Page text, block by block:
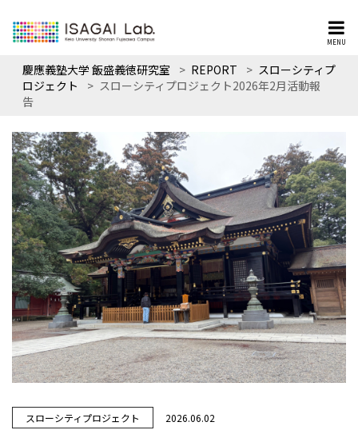
MENU
慶應義塾大学 飯盛義徳研究室 > REPORT > スローシティプ
ロジェクト
> スローシティプロジェクト2026年2月活動報
告
スローシティプロジェクト 2026.06.02